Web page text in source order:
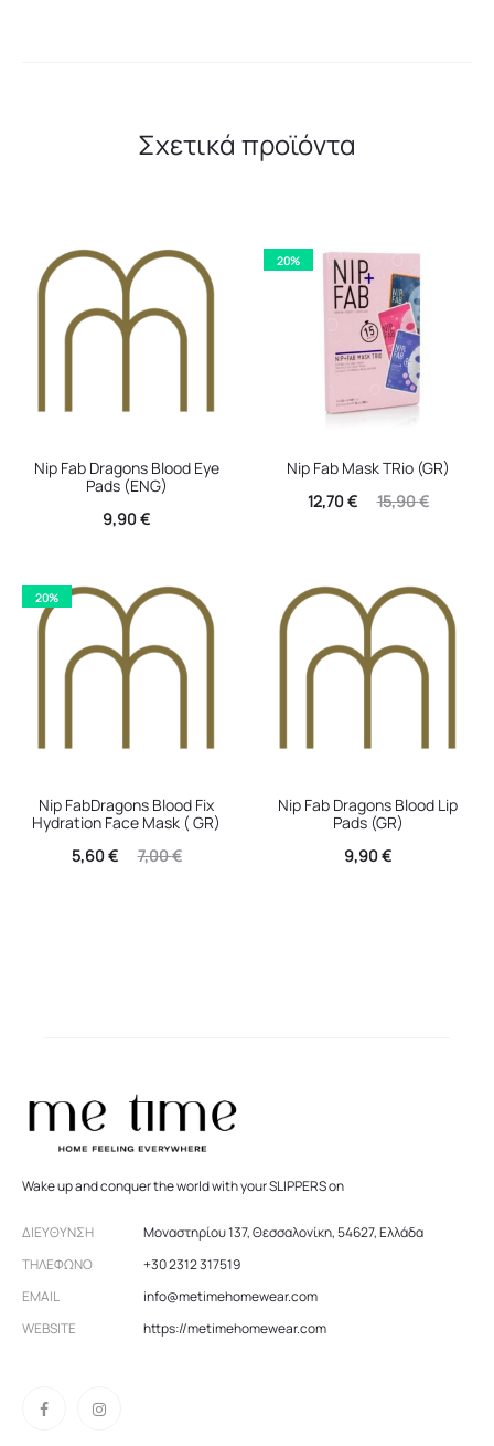
Σχετικά προϊόντα
Nip Fab Dragons Blood Eye
Pads (ENG)
9,90€
20%
Nip Fab Mask TRio (GR)
15,90€
Original
15,90 €.
12,70€
Η
είναι:
12,70 €.
20%
Nip FabDragons Blood Fix
Hydration Face Mask ( GR)
7,00€
Original
5,60€
Η
Nip Fab Dragons Blood Lip
Pads (GR)
9,90€
Wake up and conquer the world with your SLIPPERS on
ΔΙΕΎΘΥΝΣΗ
Μοναστηρίου 137, Θεσσαλονίκη, 54627, Ελλάδα
ΤΗΛΈΦΩΝΟ
+30 2312 317519
EMAIL
info@metimehomewear.com
WEBSITE
https://metimehomewear.com